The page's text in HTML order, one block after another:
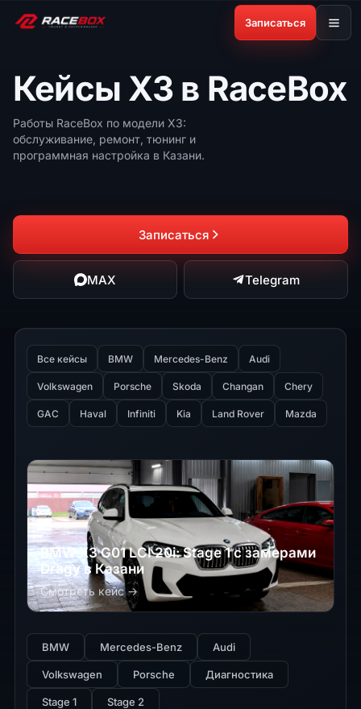
Записаться
Кейсы X3 в RaceBox
Работы RaceBox по модели X3:
обслуживание, ремонт, тюнинг и
программная настройка в Казани.
Записаться
MAX Telegram
Все кейсы BMW Mercedes-Benz Audi
Volkswagen Porsche Skoda Changan Chery
GAC Haval Infiniti Kia Land Rover Mazda
BMW X3 G01 LCI 20i: Stage 1 с замерами
Dragy в Казани
Смотреть кейс →
BMW Mercedes-Benz Audi
Volkswagen Porsche Диагностика
Stage 1 Stage 2